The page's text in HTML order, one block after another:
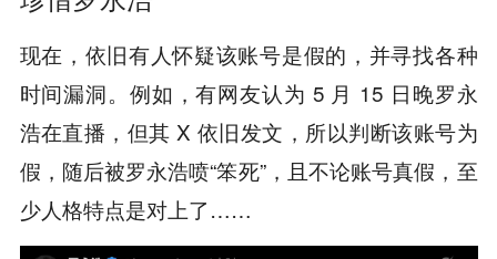
现在，依旧有人怀疑该账号是假的，并寻找各种
时间漏洞。例如，有网友认为 5 月 15 日晚罗永
浩在直播，但其 X 依旧发文，所以判断该账号为
假，随后被罗永浩喷“笨死”，且不论账号真假，至
少人格特点是对上了……